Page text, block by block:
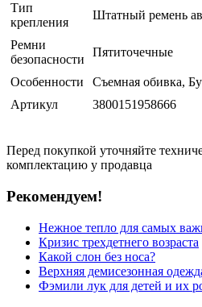
Тип
крепления
Штатный ремень
Ремни
безопасности
Пятиточечные
Особенности
Съемная обивка,
Артикул
3800151958666
Перед покупкой уточняйте
комплектацию у продавца
Рекомендуем!
Нежное тепло для самых
Кризис трехдетнего возраста
Какой слон без носа?
Верхняя демисезонная
Фэмили лук для детей и их